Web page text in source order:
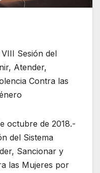
Sesión del
Atender,
Contra las
octubre de 2018.-
del Sistema
Sancionar y
las Mujeres por